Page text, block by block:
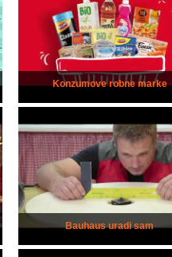
Konzumove robne marke
Bauhaus uradi sam